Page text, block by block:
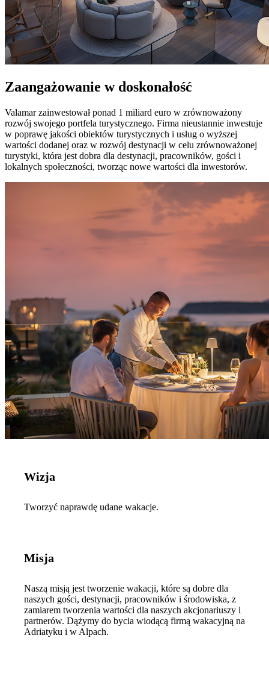
Zaangażowanie w doskonałość
Valamar zainwestował ponad 1 miliard euro w zrównoważony
rozwój swojego portfela turystycznego. Firma nieustannie inwestuje
w poprawę jakości obiektów turystycznych i usług o wyższej
wartości dodanej oraz w rozwój destynacji w celu zrównoważonej
turystyki, która jest dobra dla destynacji, pracowników, gości i
lokalnych społeczności, tworząc nowe wartości dla inwestorów.
Wizja
Tworzyć naprawdę udane wakacje.
Misja
Naszą misją jest tworzenie wakacji, które są dobre dla
naszych gości, destynacji, pracowników i środowiska, z
zamiarem tworzenia wartości dla naszych akcjonariuszy i
partnerów. Dążymy do bycia wiodącą firmą wakacyjną na
Adriatyku i w Alpach.